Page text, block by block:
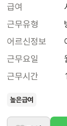
급여
근무유형
어르신정보
근무요일
근무시간
높은급여